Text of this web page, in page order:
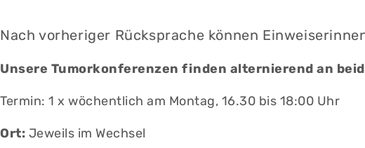
Nach vorheriger Rücksprache können
Unsere Tumorkonferenzen finden alternierend an
Termin: 1 x wöchentlich am Montag, 16.30 bis 18:00 Uhr
Ort: Jeweils im Wechsel